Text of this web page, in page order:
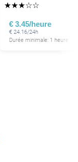
★★★☆☆
€ 3.45/heure
€ 24.16/24h
Durée minimale: 1 heure